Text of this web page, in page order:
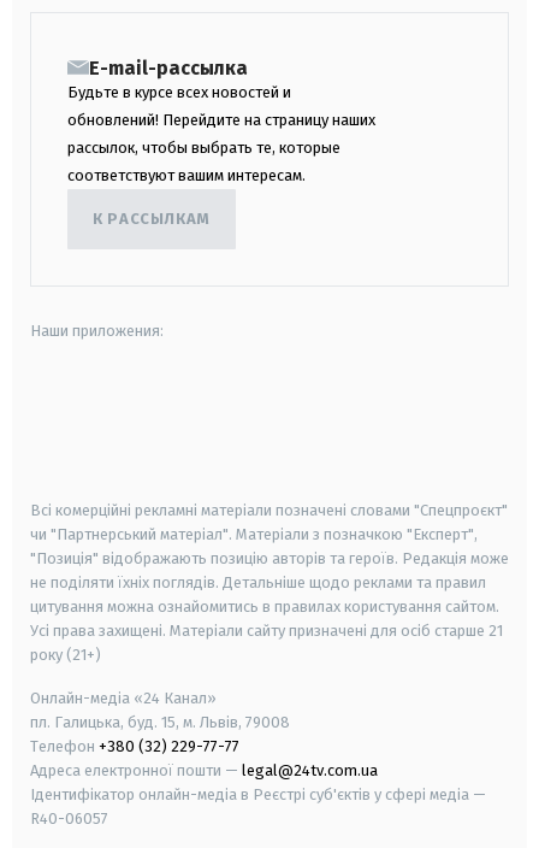
E-mail-рассылка
Будьте в курсе всех новостей и
обновлений! Перейдите на страницу наших
рассылок, чтобы выбрать те, которые
соответствуют вашим интересам.
К РАССЫЛКАМ
Наши приложения:
Всі комерційні рекламні матеріали позначені словами "Спецпроєкт"
чи "Партнерський матеріал". Матеріали з позначкою "Експерт",
"Позиція" відображають позицію авторів та героїв. Редакція може
не поділяти їхніх поглядів. Детальніше щодо реклами та правил
цитування можна ознайомитись в правилах користування сайтом.
Усі права захищені. Матеріали сайту призначені для осіб старше 21
року (21+)
Онлайн-медіа «24 Канал»
пл. Галицька, буд. 15, м. Львів, 79008
Телефон +380 (32) 229-77-77
Адреса електронної пошти — legal@24tv.com.ua
Ідентифікатор онлайн-медіа в Реєстрі суб'єктів у сфері медіа —
R40-06057